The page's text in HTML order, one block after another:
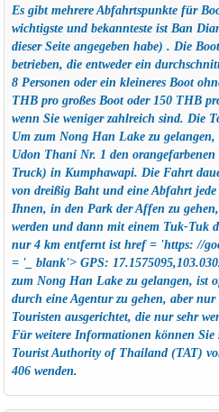
Es gibt mehrere Abfahrtspunkte für
wichtigste und bekannteste ist Ban
dieser Seite angegeben habe) . Die
betrieben, die entweder ein
8 Personen oder ein kleineres Boot
THB pro großes Boot oder 150 THB
wenn Sie weniger zahlreich sind. Die
Um zum Nong Han Lake zu
Udon Thani Nr. 1 den
Truck) in Kumphawapi. Die Fahrt
von dreißig Baht und eine Abfahrt
Ihnen, in den Park der Affen zu
werden und dann mit einem Tuk-Tuk
nur 4 km entfernt ist href = 'https: //
= '_ blank'> GPS:
zum Nong Han Lake zu gelangen, ist
durch eine Agentur zu gehen, aber
Touristen ausgerichtet, die nur sehr
Für weitere Informationen können Sie
Tourist Authority of Thailand (TAT)
406 wenden.